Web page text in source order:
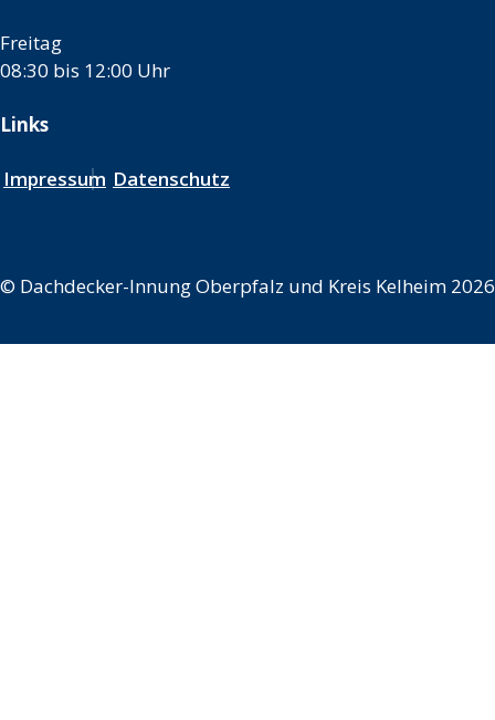
Freitag
08:30 bis 12:00 Uhr
Links
Impressum Datenschutz
© Dachdecker-Innung Oberpfalz und Kreis Kelheim 2026